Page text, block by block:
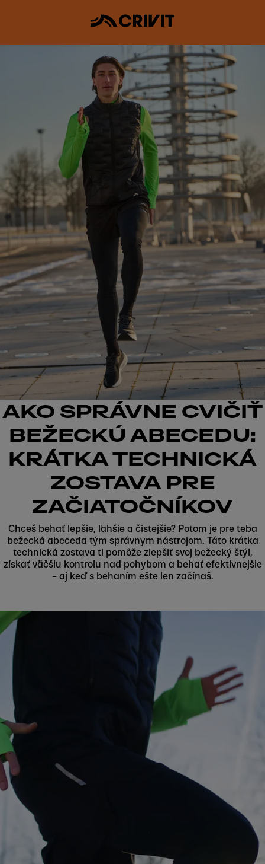
AKO SPRÁVNE CVIČIŤ
BEŽECKÚ ABECEDU:
KRÁTKA TECHNICKÁ
ZOSTAVA PRE
ZAČIATOČNÍKOV
Chceš behať lepšie, ľahšie a čistejšie? Potom je pre teba
bežecká abeceda tým správnym nástrojom. Táto krátka
technická zostava ti pomôže zlepšiť svoj bežecký štýl,
získať väčšiu kontrolu nad pohybom a behať efektívnejšie
– aj keď s behaním ešte len začínaš.